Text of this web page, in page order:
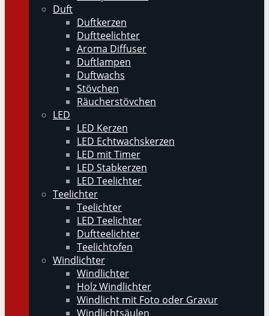
Duft
Duftkerzen
Duftteelichter
Aroma Diffuser
Duftlampen
Duftwachs
Stövchen
Räucherstövchen
LED
LED Kerzen
LED Echtwachskerzen
LED mit Timer
LED Stabkerzen
LED Teelichter
Teelichter
Teelichter
LED Teelichter
Duftteelichter
Teelichtofen
Windlichter
Windlichter
Holz Windlichter
Windlicht mit Foto oder Gravur
Windlichtsäulen